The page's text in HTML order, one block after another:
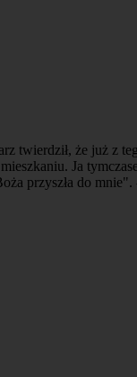
że już z
Ja
przyszła do